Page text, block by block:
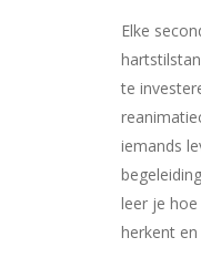
Elke
te
iemands
leer je
herkent